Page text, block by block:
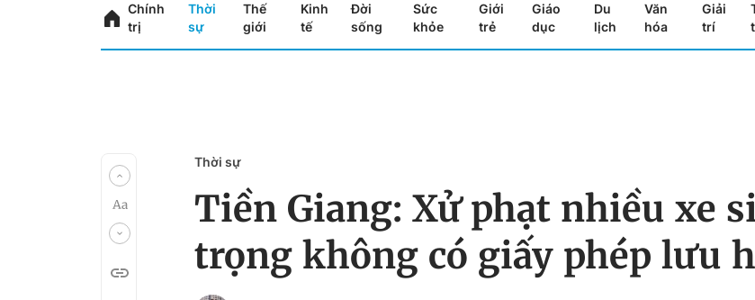
Chính
trị
Thời
sự
Thế
giới
Kinh
tế
Đời
sống
Sức
khỏe
Giới
trẻ
Giáo
dục
Du
lịch
Văn
hóa
Giải
trí
Thời sự
Tiền Giang: Xử phạt nhiều xe
trọng không có giấy phép lưu